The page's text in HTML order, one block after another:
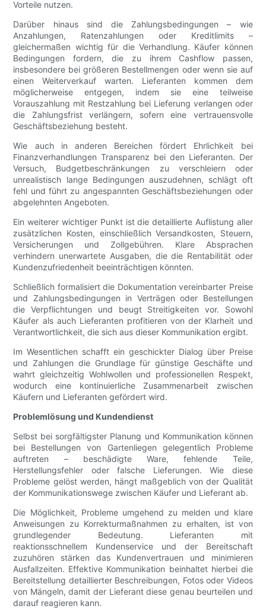
Vorteile nutzen.
Darüber hinaus sind die Zahlungsbedingungen – wie
Anzahlungen, Ratenzahlungen oder Kreditlimits –
gleichermaßen wichtig für die Verhandlung. Käufer können
Bedingungen fordern, die zu ihrem Cashflow passen,
insbesondere bei größeren Bestellmengen oder wenn sie auf
einen Weiterverkauf warten. Lieferanten kommen dem
möglicherweise entgegen, indem sie eine teilweise
Vorauszahlung mit Restzahlung bei Lieferung verlangen oder
die Zahlungsfrist verlängern, sofern eine vertrauensvolle
Geschäftsbeziehung besteht.
Wie auch in anderen Bereichen fördert Ehrlichkeit bei
Finanzverhandlungen Transparenz bei den Lieferanten. Der
Versuch, Budgetbeschränkungen zu verschleiern oder
unrealistisch lange Bedingungen auszudehnen, schlägt oft
fehl und führt zu angespannten Geschäftsbeziehungen oder
abgelehnten Angeboten.
Ein weiterer wichtiger Punkt ist die detaillierte Auflistung aller
zusätzlichen Kosten, einschließlich Versandkosten, Steuern,
Versicherungen und Zollgebühren. Klare Absprachen
verhindern unerwartete Ausgaben, die die Rentabilität oder
Kundenzufriedenheit beeinträchtigen könnten.
Schließlich formalisiert die Dokumentation vereinbarter Preise
und Zahlungsbedingungen in Verträgen oder Bestellungen
die Verpflichtungen und beugt Streitigkeiten vor. Sowohl
Käufer als auch Lieferanten profitieren von der Klarheit und
Verantwortlichkeit, die sich aus dieser Kommunikation ergibt.
Im Wesentlichen schafft ein geschickter Dialog über Preise
und Zahlungen die Grundlage für günstige Geschäfte und
wahrt gleichzeitig Wohlwollen und professionellen Respekt,
wodurch eine kontinuierliche Zusammenarbeit zwischen
Käufern und Lieferanten gefördert wird.
Problemlösung und Kundendienst
Selbst bei sorgfältigster Planung und Kommunikation können
bei Bestellungen von Gartenliegen gelegentlich Probleme
auftreten – beschädigte Ware, fehlende Teile,
Herstellungsfehler oder falsche Lieferungen. Wie diese
Probleme gelöst werden, hängt maßgeblich von der Qualität
der Kommunikationswege zwischen Käufer und Lieferant ab.
Die Möglichkeit, Probleme umgehend zu melden und klare
Anweisungen zu Korrekturmaßnahmen zu erhalten, ist von
grundlegender Bedeutung. Lieferanten mit
reaktionsschnellem Kundenservice und der Bereitschaft
zuzuhören stärken das Kundenvertrauen und minimieren
Ausfallzeiten. Effektive Kommunikation beinhaltet hierbei die
Bereitstellung detaillierter Beschreibungen, Fotos oder Videos
von Mängeln, damit der Lieferant diese genau beurteilen und
darauf reagieren kann.